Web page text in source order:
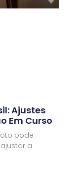
Ajustes
Em Curso
pode
a